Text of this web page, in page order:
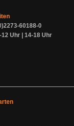
60188-0
12 Uhr | 14-18 Uhr